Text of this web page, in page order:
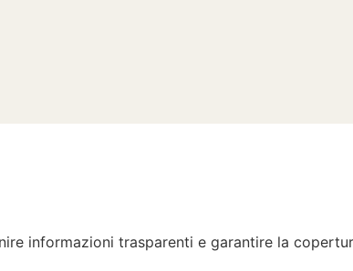
informazioni trasparenti e garantire la